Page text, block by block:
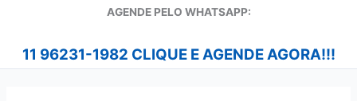
AGENDE PELO WHATSAPP:
11 96231-1982 CLIQUE E AGENDE AGORA!!!